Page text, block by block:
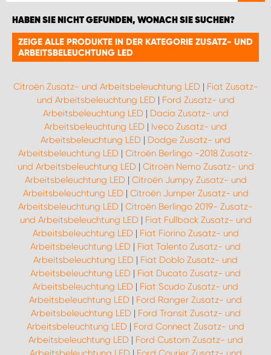
HABEN SIE NICHT GEFUNDEN, WONACH SIE SUCHEN?
ZEIGE ALLE PRODUKTE IN DER KATEGORIE ZUSATZ- UND
ARBEITSBELEUCHTUNG LED
Citroën Zusatz- und Arbeitsbeleuchtung LED| Fiat Zusatz-
und Arbeitsbeleuchtung LED| Ford Zusatz- und
Arbeitsbeleuchtung LED| Dacia Zusatz- und
Arbeitsbeleuchtung LED | Iveco Zusatz- und
Arbeitsbeleuchtung LED | Dodge Zusatz- und
Arbeitsbeleuchtung LED | Citroën Berlingo -2018 Zusatz-
und Arbeitsbeleuchtung LED| Citroën Nemo Zusatz- und
Arbeitsbeleuchtung LED| Citroën Jumpy Zusatz- und
Arbeitsbeleuchtung LED| Citroën Jumper Zusatz- und
Arbeitsbeleuchtung LED | Citroën Berlingo 2019- Zusatz-
und Arbeitsbeleuchtung LED| Fiat Fullback Zusatz- und
Arbeitsbeleuchtung LED| Fiat Fiorino Zusatz- und
Arbeitsbeleuchtung LED | Fiat Talento Zusatz- und
Arbeitsbeleuchtung LED | Fiat Doblo Zusatz- und
Arbeitsbeleuchtung LED | Fiat Ducato Zusatz- und
Arbeitsbeleuchtung LED | Fiat Scudo Zusatz- und
Arbeitsbeleuchtung LED | Ford Ranger Zusatz- und
Arbeitsbeleuchtung LED| Ford Transit Zusatz- und
Arbeitsbeleuchtung LED | Ford Connect Zusatz- und
Arbeitsbeleuchtung LED| Ford Custom Zusatz- und